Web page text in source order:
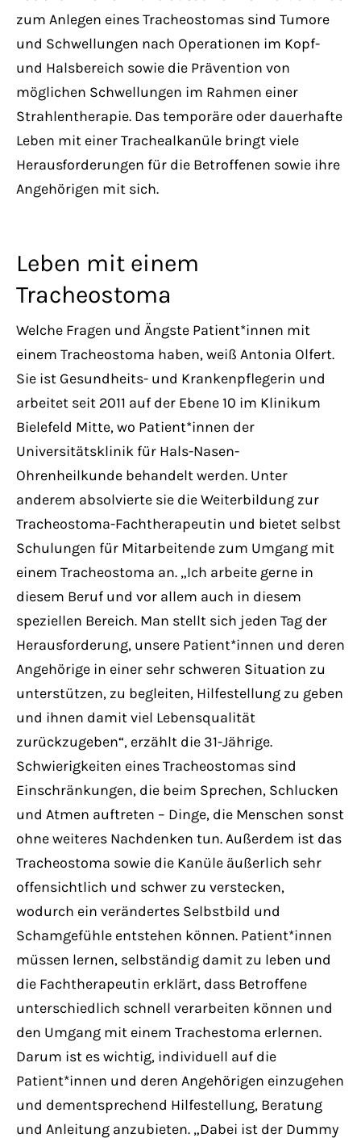
zum Anlegen eines Tracheostomas sind Tumore
und Schwellungen nach Operationen im Kopf-
und Halsbereich sowie die Prävention von
möglichen Schwellungen im Rahmen einer
Strahlentherapie. Das temporäre oder dauerhafte
Leben mit einer Trachealkanüle bringt viele
Herausforderungen für die Betroffenen sowie ihre
Angehörigen mit sich.
Leben mit einem
Tracheostoma
Welche Fragen und Ängste Patient*innen mit
einem Tracheostoma haben, weiß Antonia Olfert.
Sie ist Gesundheits- und Krankenpflegerin und
arbeitet seit 2011 auf der Ebene 10 im Klinikum
Bielefeld Mitte, wo Patient*innen der
Universitätsklinik für Hals-Nasen-
Ohrenheilkunde behandelt werden. Unter
anderem absolvierte sie die Weiterbildung zur
Tracheostoma-Fachtherapeutin und bietet selbst
Schulungen für Mitarbeitende zum Umgang mit
einem Tracheostoma an. „Ich arbeite gerne in
diesem Beruf und vor allem auch in diesem
speziellen Bereich. Man stellt sich jeden Tag der
Herausforderung, unsere Patient*innen und deren
Angehörige in einer sehr schweren Situation zu
unterstützen, zu begleiten, Hilfestellung zu geben
und ihnen damit viel Lebensqualität
zurückzugeben“, erzählt die 31-Jährige.
Schwierigkeiten eines Tracheostomas sind
Einschränkungen, die beim Sprechen, Schlucken
und Atmen auftreten – Dinge, die Menschen sonst
ohne weiteres Nachdenken tun. Außerdem ist das
Tracheostoma sowie die Kanüle äußerlich sehr
offensichtlich und schwer zu verstecken,
wodurch ein verändertes Selbstbild und
Schamgefühle entstehen können. Patient*innen
müssen lernen, selbständig damit zu leben und
die Fachtherapeutin erklärt, dass Betroffene
unterschiedlich schnell verarbeiten können und
den Umgang mit einem Trachestoma erlernen.
Darum ist es wichtig, individuell auf die
Patient*innen und deren Angehörigen einzugehen
und dementsprechend Hilfestellung, Beratung
und Anleitung anzubieten. „Dabei ist der Dummy